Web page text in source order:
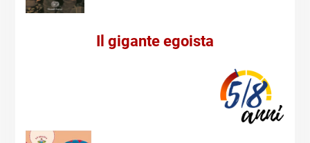
Il gigante egoista